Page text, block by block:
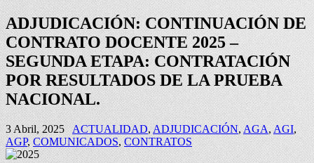
ADJUDICACIÓN: CONTINUACIÓN DE
CONTRATO DOCENTE 2025 –
SEGUNDA ETAPA: CONTRATACIÓN
POR RESULTADOS DE LA PRUEBA
NACIONAL.
3 Abril, 2025 ACTUALIDAD,ADJUDICACIÓN,AGA,AGI,
AGP,COMUNICADOS,CONTRATOS